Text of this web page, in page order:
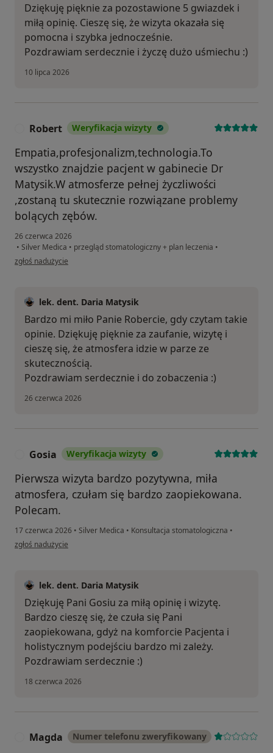
Dziękuję pięknie za pozostawione 5 gwiazdek i
miłą opinię. Cieszę się, że wizyta okazała się
pomocna i szybka jednocześnie.
Pozdrawiam serdecznie i życzę dużo uśmiechu :)
10 lipca 2026
Robert Weryfikacja wizyty
Empatia,profesjonalizm,technologia.To
wszystko znajdzie pacjent w gabinecie Dr
Matysik.W atmosferze pełnej życzliwości
,zostaną tu skutecznie rozwiązane problemy
bolących zębów.
26 czerwca 2026
• Silver Medica • przegląd stomatologiczny + plan leczenia •
w opinii użytkownika Robert
zgłoś nadużycie
lek. dent. Daria Matysik
Bardzo mi miło Panie Robercie, gdy czytam takie
opinie. Dziękuję pięknie za zaufanie, wizytę i
cieszę się, że atmosfera idzie w parze ze
skutecznością.
Pozdrawiam serdecznie i do zobaczenia :)
26 czerwca 2026
Gosia Weryfikacja wizyty
Pierwsza wizyta bardzo pozytywna, miła
atmosfera, czułam się bardzo zaopiekowana.
Polecam.
17 czerwca 2026 • Silver Medica • Konsultacja stomatologiczna •
w opinii użytkownika Gosia
zgłoś nadużycie
lek. dent. Daria Matysik
Dziękuję Pani Gosiu za miłą opinię i wizytę.
Bardzo cieszę się, że czuła się Pani
zaopiekowana, gdyż na komforcie Pacjenta i
holistycznym podejściu bardzo mi zależy.
Pozdrawiam serdecznie :)
18 czerwca 2026
Magda Numer telefonu zweryfikowany